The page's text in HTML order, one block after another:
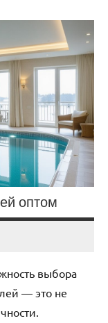
оптом
выбора
— это не